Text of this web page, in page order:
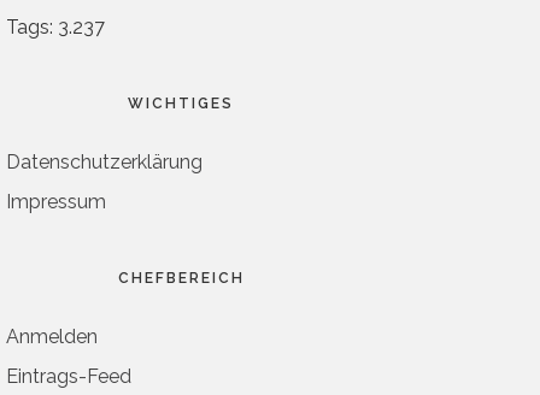
Tags: 3.237
WICHTIGES
Datenschutzerklärung
Impressum
CHEFBEREICH
Anmelden
Eintrags-Feed